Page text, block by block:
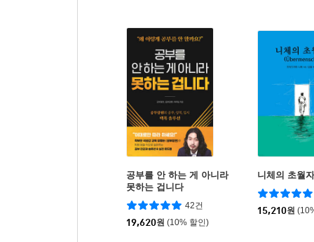
공부를 안 하는 게 아니라
못하는 겁니다
42건
19,620원 (10% 할인)
니체의 초월자
15,210원